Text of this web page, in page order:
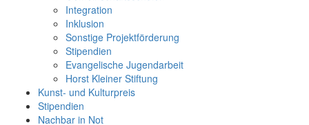
Integration
Inklusion
Sonstige Projektförderung
Stipendien
Evangelische Jugendarbeit
Horst Kleiner Stiftung
Kunst- und Kulturpreis
Stipendien
Nachbar in Not